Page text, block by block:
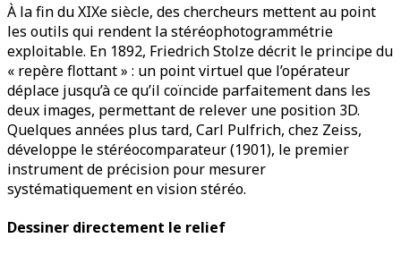
À la fin du XIXe siècle, des chercheurs mettent au point
les outils qui rendent la stéréophotogrammétrie
exploitable. En 1892, Friedrich Stolze décrit le principe du
« repère flottant » : un point virtuel que l’opérateur
déplace jusqu’à ce qu’il coïncide parfaitement dans les
deux images, permettant de relever une position 3D.
Quelques années plus tard, Carl Pulfrich, chez Zeiss,
développe le stéréocomparateur (1901), le premier
instrument de précision pour mesurer
systématiquement en vision stéréo.
Dessiner directement le relief